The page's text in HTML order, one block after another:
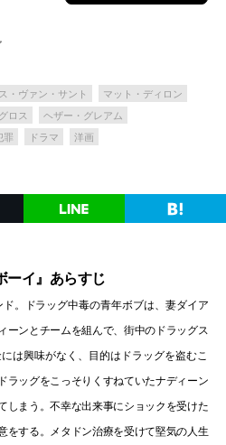
・ヴァン・サント
マット・ディロン
ロス
ヘザー・グレアム
罪 ドラマ 洋画
ーイ』あらすじ
。ドラッグ中毒の青年ボブは、妻ダイア
ーンとチームを組んで、街中のドラッグス
は興味がなく、目的はドラッグを盗むこ
ラッグをこっそりくすねていたナディーン
しまう。不幸な出来事にショックを受けた
をする。メタドン治療を受けて堅気の人生